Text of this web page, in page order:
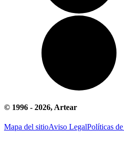
© 1996 - 2026, Artear
Mapa del sitioAviso LegalPolíticas